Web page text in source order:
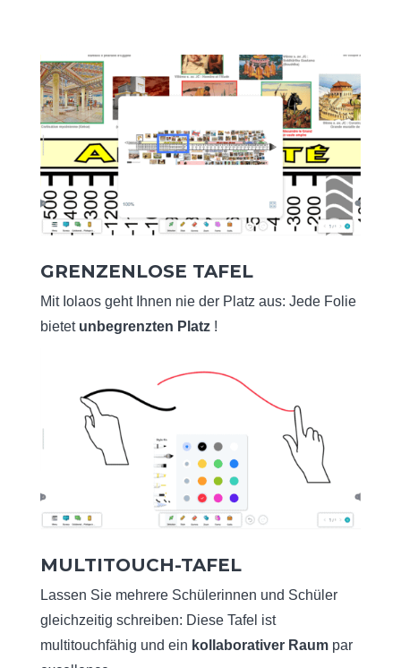
GRENZENLOSE TAFEL
Mit Iolaos geht Ihnen nie der Platz aus: Jede Folie
bietet unbegrenzten Platz !
MULTITOUCH-TAFEL
Lassen Sie mehrere Schülerinnen und Schüler
gleichzeitig schreiben: Diese Tafel ist
multitouchfähig und ein kollaborativer Raumpar